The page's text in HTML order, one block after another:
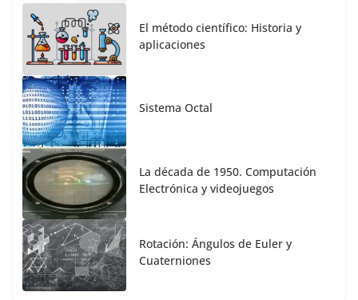
El método científico: Historia y
aplicaciones
Sistema Octal
La década de 1950. Computación
Electrónica y videojuegos
Rotación: Ángulos de Euler y
Cuaterniones